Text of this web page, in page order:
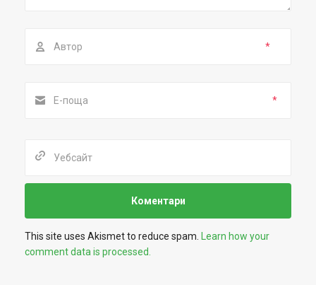
*
*
This site uses Akismet to reduce spam.
Learn how your
comment data is processed.